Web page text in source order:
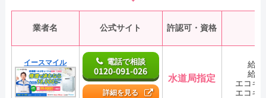
業者名 公式サイト 許認可・資格
イースマイル 電話で相談
0120-091-026
詳細を見る
水道局指定
給
給
エコキ
エコキ